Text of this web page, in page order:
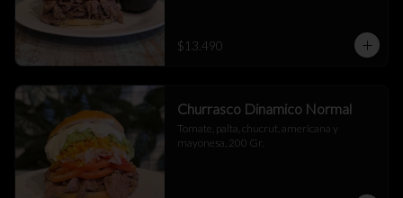
$13.490
Churrasco Dinamico Normal
Tomate, palta, chucrut, americana y
mayonesa, 200 Gr.